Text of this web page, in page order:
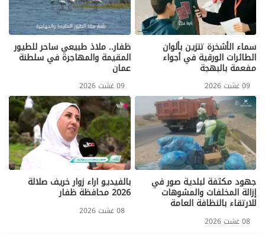
سماء الأشخرة تتزين بألوان
الطائرات الورقية في أجواء
مفعمة بالبهجة
09 غشت 2026
ظفار.. ملاذ طبيعي ساحر للطيور
المقيمة والمهاجرة في سلطنة
عمان
09 غشت 2026
جهود مكثفة لبلدية صور في
إزالة المخلفات والمشوهات
للارتقاء بالنظافة العامة
08 غشت 2026
بالفيديو اراء زوار خريف صلالة
2026 محافظة ظفار
08 غشت 2026